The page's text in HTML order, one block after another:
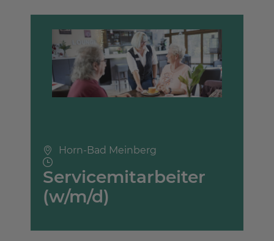
Horn-Bad Meinberg
Servicemitarbeiter
(w/m/d)